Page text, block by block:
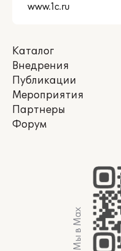
Каталог
Внедрения
Публикации
Мероприятия
Партнеры
Форум
Мы в Max